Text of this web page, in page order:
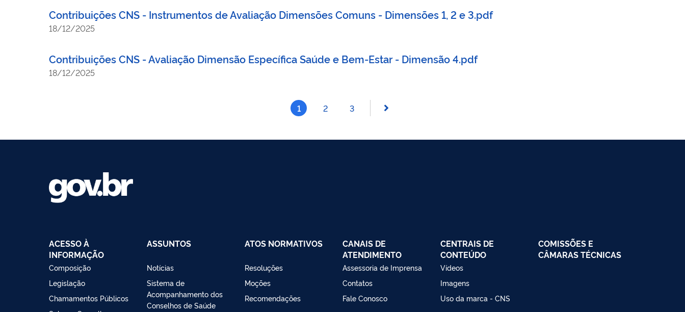
Contribuições CNS - Instrumentos de Avaliação Dimensões Comuns - Dimensões 1, 2 e 3.pdf
18/12/2025
Contribuições CNS - Avaliação Dimensão Específica Saúde e Bem-Estar - Dimensão 4.pdf
18/12/2025
1 2 3
ACESSO À
INFORMAÇÃO
Composição
Legislação
Chamamentos Públicos
ASSUNTOS
Notícias
Sistema de
Acompanhamento dos
Conselhos de Saúde
ATOS NORMATIVOS
Resoluções
Moções
Recomendações
CANAIS DE
ATENDIMENTO
Assessoria de Imprensa
Contatos
Fale Conosco
CENTRAIS DE
CONTEÚDO
Vídeos
Imagens
Uso da marca - CNS
COMISSÕES E
CÂMARAS TÉCNICAS